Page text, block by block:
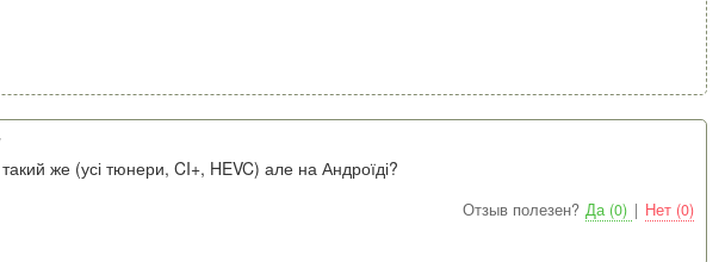
же (усі тюнери, CI+, HEVC) але на Андроїді?
Отзыв полезен? Да (0) | Нет (0)